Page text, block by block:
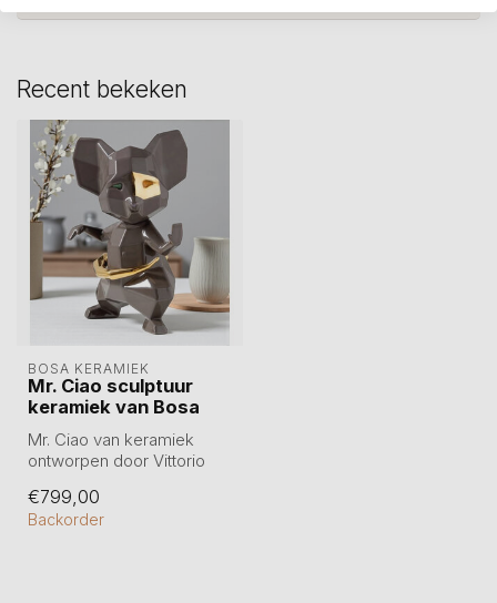
Recent bekeken
BOSA KERAMIEK
Mr. Ciao sculptuur
keramiek van Bosa
Mr. Ciao van keramiek
ontworpen door Vittorio
merk B...
€799,00
Backorder